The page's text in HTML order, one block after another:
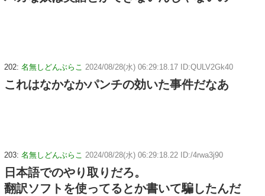
202: 名無しどんぶらこ 2024/08/28(水) 06:29:18.17 ID:QULV2Gk40
これはなかなかパンチの効いた事件だなあ
203: 名無しどんぶらこ 2024/08/28(水) 06:29:18.22 ID:/4rwa3j90
日本語でのやり取りだろ。
翻訳ソフトを使ってるとか書いて騙したんだ